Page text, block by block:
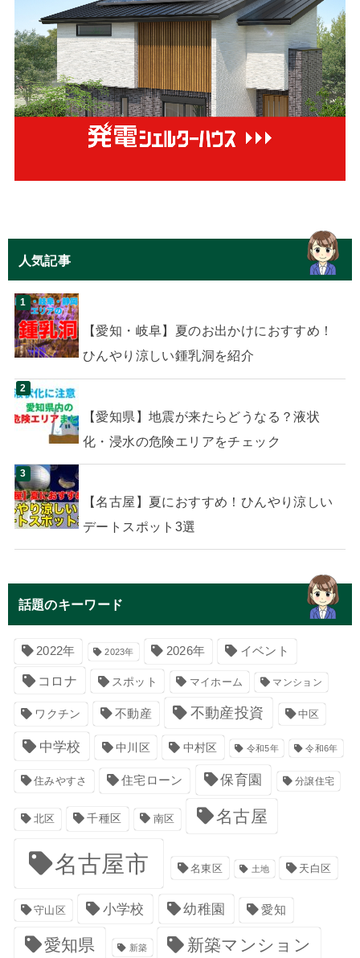
人気記事
【愛知・岐阜】夏のお出かけにおすすめ！
ひんやり涼しい鍾乳洞を紹介
【愛知県】地震が来たらどうなる？液状
化・浸水の危険エリアをチェック
【名古屋】夏におすすめ！ひんやり涼しい
デートスポット3選
話題のキーワード
2022年 2023年 2026年 イベント
コロナ スポット マイホーム マンション
ワクチン 不動産 不動産投資 中区
中学校 中川区 中村区 令和5年 令和6年
住みやすさ 住宅ローン 保育園 分譲住宅
北区 千種区 南区 名古屋
名古屋市 名東区 土地 天白区
守山区 小学校 幼稚園 愛知
愛知県 新築 新築マンション